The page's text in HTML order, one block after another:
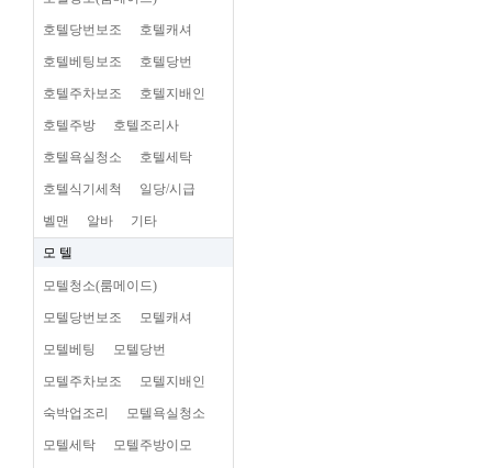
호텔당번보조 호텔캐셔
호텔베팅보조 호텔당번
호텔주차보조 호텔지배인
호텔주방 호텔조리사
호텔욕실청소 호텔세탁
호텔식기세척 일당/시급
벨맨 알바 기타
모 텔
모텔청소(룸메이드)
모텔당번보조 모텔캐셔
모텔베팅 모텔당번
모텔주차보조 모텔지배인
숙박업조리 모텔욕실청소
모텔세탁 모텔주방이모